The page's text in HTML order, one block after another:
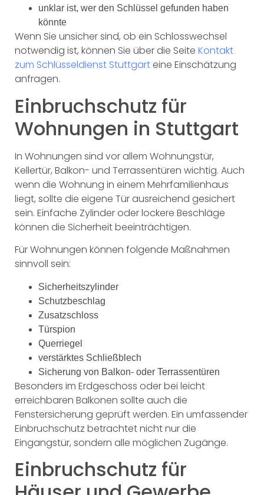
unklar ist, wer den Schlüssel gefunden haben
könnte
Wenn Sie unsicher sind, ob ein Schlosswechsel
notwendig ist, können Sie über die Seite Kontakt
zum Schlüsseldienst Stuttgarteine Einschätzung
anfragen.
Einbruchschutz für
Wohnungen in Stuttgart
In Wohnungen sind vor allem Wohnungstür,
Kellertür, Balkon- und Terrassentüren wichtig. Auch
wenn die Wohnung in einem Mehrfamilienhaus
liegt, sollte die eigene Tür ausreichend gesichert
sein. Einfache Zylinder oder lockere Beschläge
können die Sicherheit beeinträchtigen.
Für Wohnungen können folgende Maßnahmen
sinnvoll sein:
Sicherheitszylinder
Schutzbeschlag
Zusatzschloss
Türspion
Querriegel
verstärktes Schließblech
Sicherung von Balkon- oder Terrassentüren
Besonders im Erdgeschoss oder bei leicht
erreichbaren Balkonen sollte auch die
Fenstersicherung geprüft werden. Ein umfassender
Einbruchschutz betrachtet nicht nur die
Eingangstür, sondern alle möglichen Zugänge.
Einbruchschutz für